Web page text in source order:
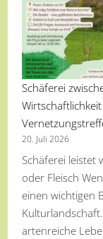
Schäferei
20. Juli 2026
Schäferei leistet
oder Fleisch
einen wichtigen
artenreiche